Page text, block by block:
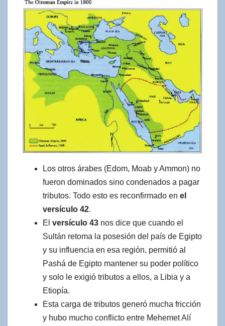
Los otros árabes (Edom, Moab y Ammon) no
fueron dominados sino condenados a pagar
tributos. Todo esto es reconfirmado en el
versículo 42.
El versículo 43 nos dice que cuando el
Sultán retoma la posesión del país de Egipto
y su influencia en esa región, permitió al
Pashá de Egipto mantener su poder político
y solo le exigió tributos a ellos, a Libia y a
Etiopía.
Esta carga de tributos generó mucha fricción
y hubo mucho conflicto entre Mehemet Alí